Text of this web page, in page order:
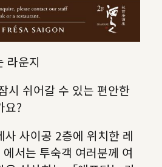
라운지
시 쉬어갈 수 있는 편안한
요?
사 사이공 2층에 위치한 레
서는 투숙객 여러분께 여